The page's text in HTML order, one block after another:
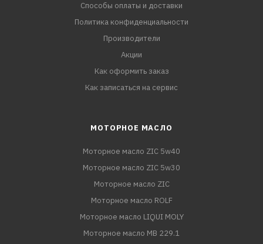
Способы оплаты и доставки
Политика конфиденциальности
Производители
Акции
Как оформить заказ
Как записаться на сервис
МОТОРНОЕ МАСЛО
Моторное масло ZIC 5w40
Моторное масло ZIC 5w30
Моторное масло ZIC
Моторное масло ROLF
Моторное масло LIQUI MOLY
Моторное масло MB 229.1